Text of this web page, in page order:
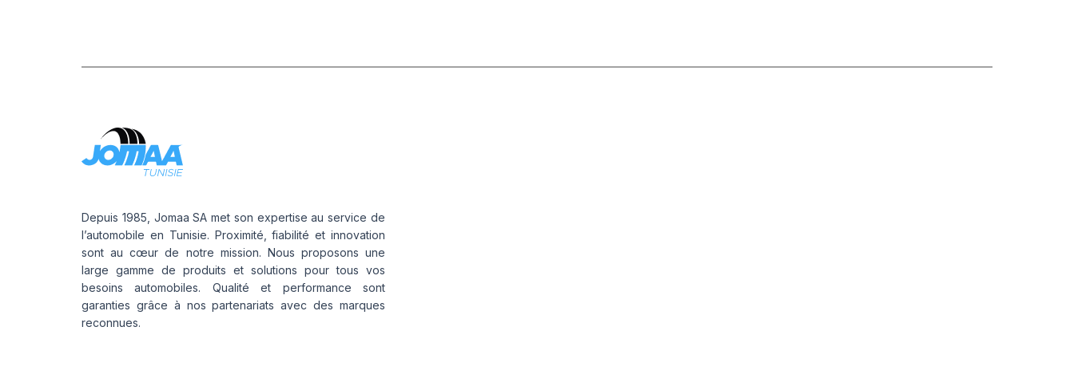
E 0W-30 1L
Depuis 1985, Jomaa SA met son expertise au service de
l’automobile en Tunisie. Proximité, fiabilité et innovation
sont au cœur de notre mission. Nous proposons une
large gamme de produits et solutions pour tous vos
besoins automobiles. Qualité et performance sont
garanties grâce à nos partenariats avec des marques
reconnues.